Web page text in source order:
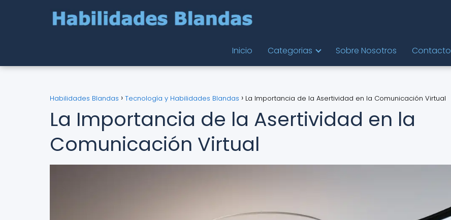
Inicio Categorias Sobre Nosotros Contacto
Habilidades Blandas Tecnología y Habilidades Blandas La Importancia de la Asertividad en la Comunicación Virtual
La Importancia de la Asertividad en la
Comunicación Virtual